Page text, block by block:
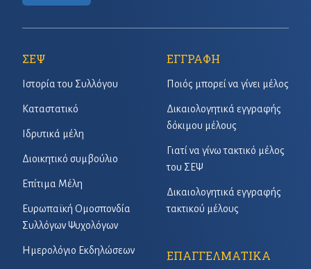
ΣΕΨ
Ιστορία του Συλλόγου
Καταστατικό
Ιδρυτικά μέλη
Διοικητικό συμβούλιο
Επίτιμα Μέλη
Ευρωπαϊκή Ομοσπονδία
Συλλόγων Ψυχολόγων
Ημερολόγιο Εκδηλώσεων
ΕΓΓΡΑΦΗ
Ποιός μπορεί να γίνει μέλος
Δικαιολογητικά εγγραφής
δόκιμου μέλους
Γιατί να γίνω τακτικό μέλος
του ΣΕΨ
Δικαιολογητικά εγγραφής
τακτικού μέλους
ΕΠΑΓΓΕΛΜΑΤΙΚΑ